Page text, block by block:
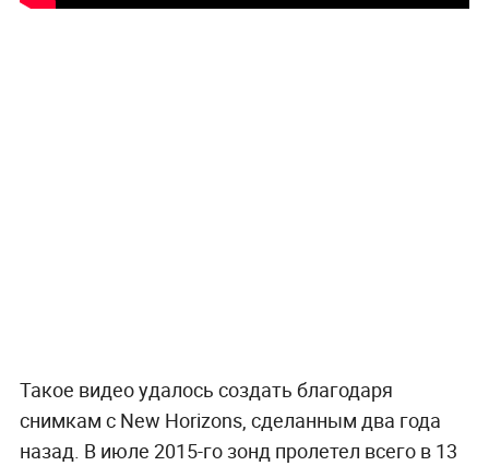
Такое видео удалось создать благодаря
снимкам с New Horizons, сделанным два года
назад. В июле 2015-го зонд пролетел всего в 13